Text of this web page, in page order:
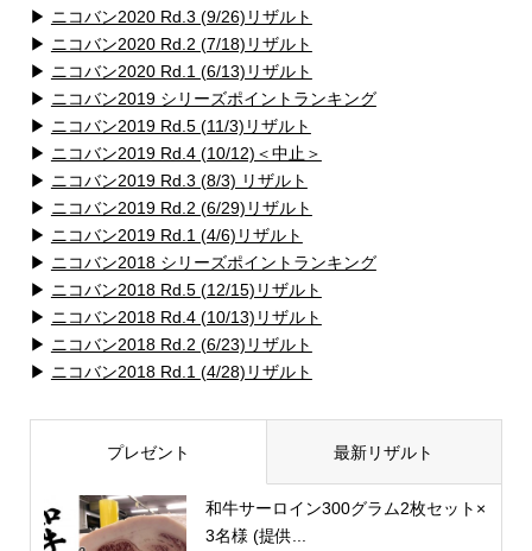
▶ ニコバン2020 Rd.3 (9/26)リザルト
▶ ニコバン2020 Rd.2 (7/18)リザルト
▶ ニコバン2020 Rd.1 (6/13)リザルト
▶ ニコバン2019 シリーズポイントランキング
▶ ニコバン2019 Rd.5 (11/3)リザルト
▶ ニコバン2019 Rd.4 (10/12)＜中止＞
▶ ニコバン2019 Rd.3 (8/3) リザルト
▶ ニコバン2019 Rd.2 (6/29)リザルト
▶ ニコバン2019 Rd.1 (4/6)リザルト
▶ ニコバン2018 シリーズポイントランキング
▶ ニコバン2018 Rd.5 (12/15)リザルト
▶ ニコバン2018 Rd.4 (10/13)リザルト
▶ ニコバン2018 Rd.2 (6/23)リザルト
▶ ニコバン2018 Rd.1 (4/28)リザルト
プレゼント 最新リザルト
和牛サーロイン300グラム2枚セット×
3名様 (提供...